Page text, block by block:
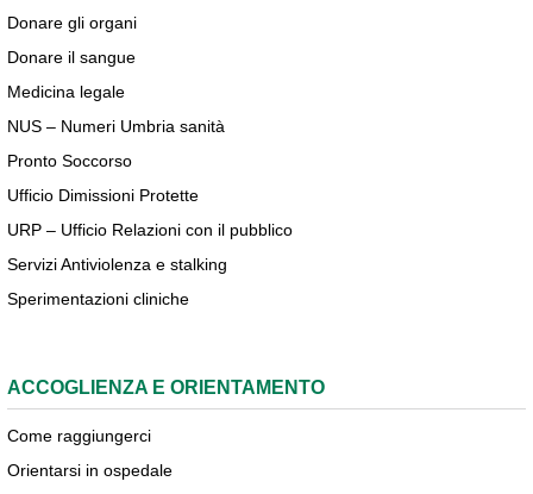
Donare gli organi
Donare il sangue
Medicina legale
NUS – Numeri Umbria sanità
Pronto Soccorso
Ufficio Dimissioni Protette
URP – Ufficio Relazioni con il pubblico
Servizi Antiviolenza e stalking
Sperimentazioni cliniche
ACCOGLIENZA E ORIENTAMENTO
Come raggiungerci
Orientarsi in ospedale